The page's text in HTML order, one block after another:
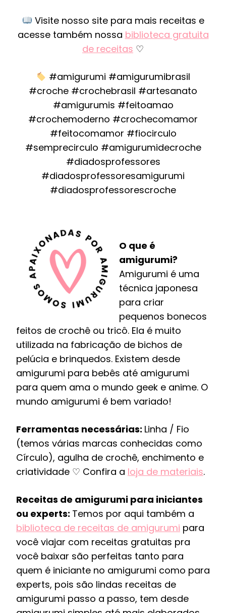
Visite nosso site para mais receitas e
acesse também nossa biblioteca gratuita
de receitas ♡
#amigurumi #amigurumibrasil
#croche #crochebrasil #artesanato
#amigurumis #feitoamao
#crochemoderno #crochecomamor
#feitocomamor #fiocirculo
#semprecirculo #amigurumidecroche
#diadosprofessores
#diadosprofessoresamigurumi
#diadosprofessorescroche
O que é
amigurumi?
Amigurumi é uma
técnica japonesa
para criar
pequenos bonecos
feitos de crochê ou tricô. Ela é muito
utilizada na fabricação de bichos de
pelúcia e brinquedos. Existem desde
amigurumi para bebês até amigurumi
para quem ama o mundo geek e anime. O
mundo amigurumi é bem variado!
Ferramentas necessárias: Linha / Fio
(temos várias marcas conhecidas como
Círculo), agulha de crochê, enchimento e
criatividade ♡ Confira a loja de materiais.
Receitas de amigurumi para iniciantes
ou experts: Temos por aqui também a
biblioteca de receitas de amigurumi para
você viajar com receitas gratuitas pra
você baixar são perfeitas tanto para
quem é iniciante no amigurumi como para
experts, pois são lindas receitas de
amigurumi passo a passo, tem desde